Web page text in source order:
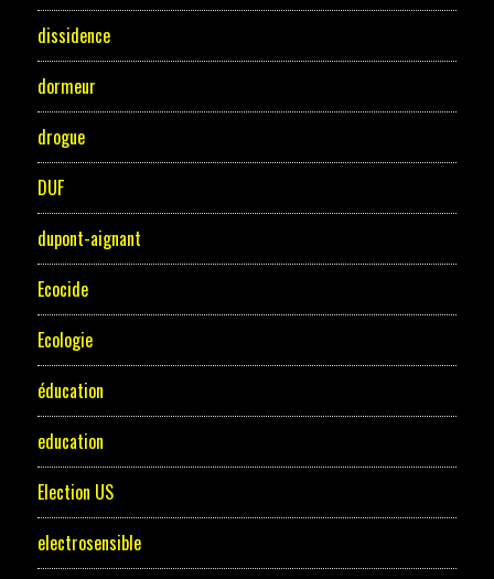
dissidence
dormeur
drogue
DUF
dupont-aignant
Ecocide
Ecologie
éducation
education
Election US
electrosensible